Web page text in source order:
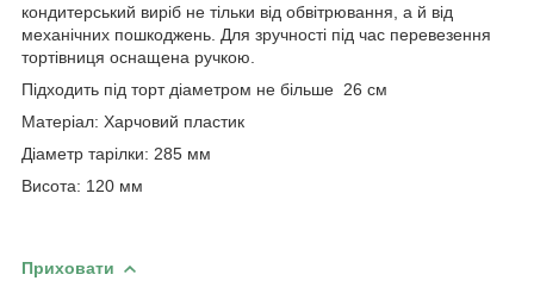
кондитерський виріб не тільки від обвітрювання, а й від
механічних пошкоджень. Для зручності під час перевезення
тортівниця оснащена ручкою.
Підходить під торт діаметром не більше 26 см
Матеріал: Харчовий пластик
Діаметр тарілки: 285 мм
Висота: 120 мм
Приховати